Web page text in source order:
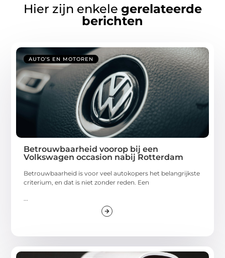
Hier zijn enkele gerelateerde
berichten
AUTO’S EN MOTOREN
Betrouwbaarheid voorop bij een
Volkswagen occasion nabij Rotterdam
Betrouwbaarheid is voor veel autokopers het belangrijkste
criterium, en dat is niet zonder reden. Een
...